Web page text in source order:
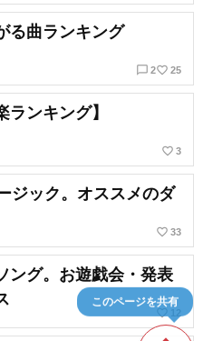
る曲ランキング
chat_bubble_outline 2favorite_border 25
ンキング】
favorite_border 3
ジック。オススメのダ
favorite_border 33
ング。お遊戯会・発表
favorite_border
このページを共有